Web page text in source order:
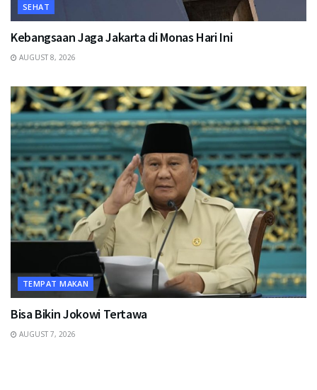
SEHAT
Kebangsaan Jaga Jakarta di Monas Hari Ini
AUGUST 8, 2026
TEMPAT MAKAN
Bisa Bikin Jokowi Tertawa
AUGUST 7, 2026